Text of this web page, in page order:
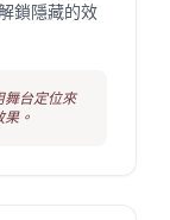
鎖隱藏的效
舞台定位來
。